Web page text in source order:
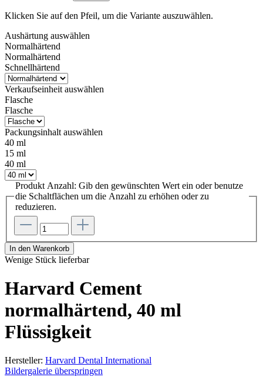
Klicken Sie auf den Pfeil, um die Variante auszuwählen.
Aushärtung auswählen
Normalhärtend
Normalhärtend
Schnellhärtend
Verkaufseinheit auswählen
Flasche
Flasche
Packungsinhalt auswählen
40 ml
15 ml
40 ml
Produkt Anzahl: Gib den gewünschten Wert ein oder benutze
die Schaltflächen um die Anzahl zu erhöhen oder zu
reduzieren.
In den Warenkorb
Wenige Stück lieferbar
Harvard Cement
normalhärtend, 40 ml
Flüssigkeit
Hersteller: Harvard Dental International
Bildergalerie überspringen